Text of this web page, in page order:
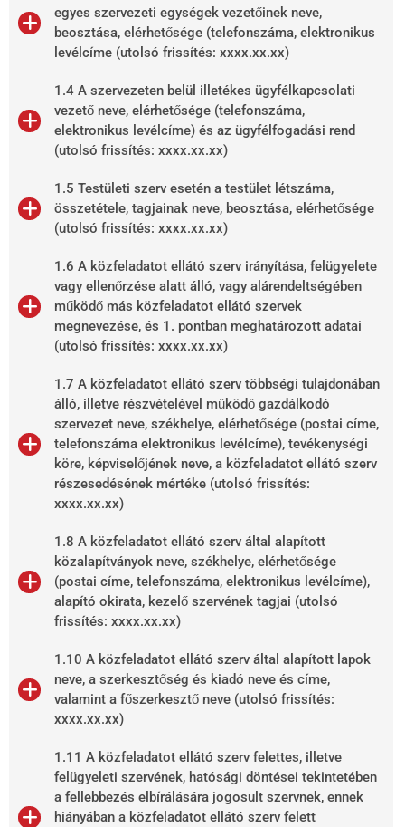
egyes szervezeti egységek vezetőinek neve,
beosztása, elérhetősége (telefonszáma, elektronikus
levélcíme (utolsó frissítés: xxxx.xx.xx)
1.4 A szervezeten belül illetékes ügyfélkapcsolati
vezető neve, elérhetősége (telefonszáma,
elektronikus levélcíme) és az ügyfélfogadási rend
(utolsó frissítés: xxxx.xx.xx)
1.5 Testületi szerv esetén a testület létszáma,
összetétele, tagjainak neve, beosztása, elérhetősége
(utolsó frissítés: xxxx.xx.xx)
1.6 A közfeladatot ellátó szerv irányítása, felügyelete
vagy ellenőrzése alatt álló, vagy alárendeltségében
működő más közfeladatot ellátó szervek
megnevezése, és 1. pontban meghatározott adatai
(utolsó frissítés: xxxx.xx.xx)
1.7 A közfeladatot ellátó szerv többségi tulajdonában
álló, illetve részvételével működő gazdálkodó
szervezet neve, székhelye, elérhetősége (postai címe,
telefonszáma elektronikus levélcíme), tevékenységi
köre, képviselőjének neve, a közfeladatot ellátó szerv
részesedésének mértéke (utolsó frissítés:
xxxx.xx.xx)
1.8 A közfeladatot ellátó szerv által alapított
közalapítványok neve, székhelye, elérhetősége
(postai címe, telefonszáma, elektronikus levélcíme),
alapító okirata, kezelő szervének tagjai (utolsó
frissítés: xxxx.xx.xx)
1.10 A közfeladatot ellátó szerv által alapított lapok
neve, a szerkesztőség és kiadó neve és címe,
valamint a főszerkesztő neve (utolsó frissítés:
xxxx.xx.xx)
1.11 A közfeladatot ellátó szerv felettes, illetve
felügyeleti szervének, hatósági döntései tekintetében
a fellebbezés elbírálására jogosult szervnek, ennek
hiányában a közfeladatot ellátó szerv felett